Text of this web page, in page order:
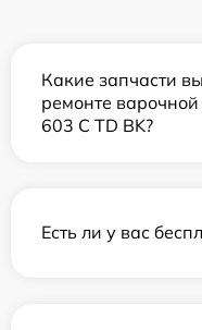
Какие запчасти
ремонте варочной
603 C TD BK?
Есть ли у вас